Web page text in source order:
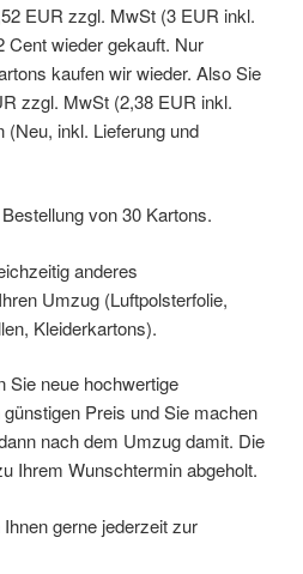
EUR zzgl. MwSt (3 EUR inkl.
Cent wieder gekauft. Nur
kaufen wir wieder. Also Sie
zzgl. MwSt (2,38 EUR inkl.
inkl. Lieferung und
von 30 Kartons.
anderes
Umzug (Luftpolsterfolie,
Kleiderkartons).
Sie neue hochwertige
Preis und Sie machen
nach dem Umzug damit. Die
Ihrem Wunschtermin abgeholt.
gerne jederzeit zur